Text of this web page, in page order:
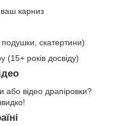
карниз
подушки, скатертини)
(15+ років досвіду)
або відео драпіровки?